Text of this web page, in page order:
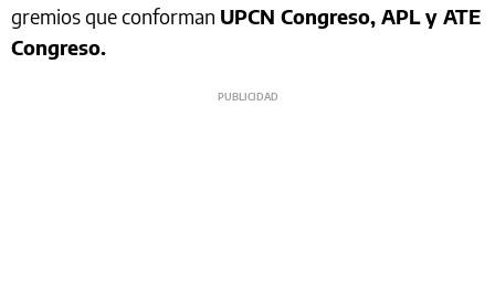
gremios que conforman UPCN Congreso, APL y ATE
Congreso.